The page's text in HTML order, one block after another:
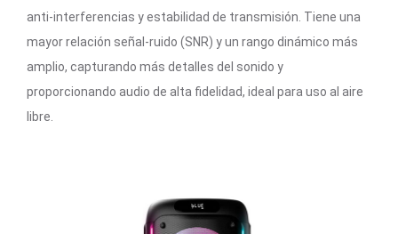
anti-interferencias y estabilidad de transmisión. Tiene una
mayor relación señal-ruido (SNR) y un rango dinámico más
amplio, capturando más detalles del sonido y
proporcionando audio de alta fidelidad, ideal para uso al aire
libre.